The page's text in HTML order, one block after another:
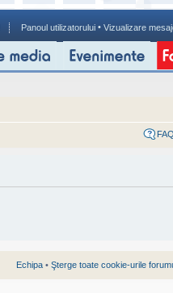
Panoul utilizatorului • Vizualizare
FAQ
Echipa • Şterge toate cookie-urile